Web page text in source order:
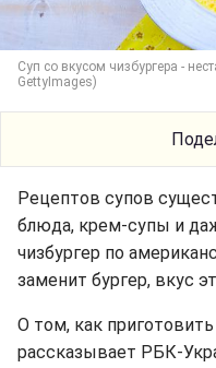
Суп со вкусом чизбургера -
GettyImages)
Рецептов супов
блюда, крем-супы и
чизбургер по
заменит бургер, вкус
О том, как
рассказывает РБК-